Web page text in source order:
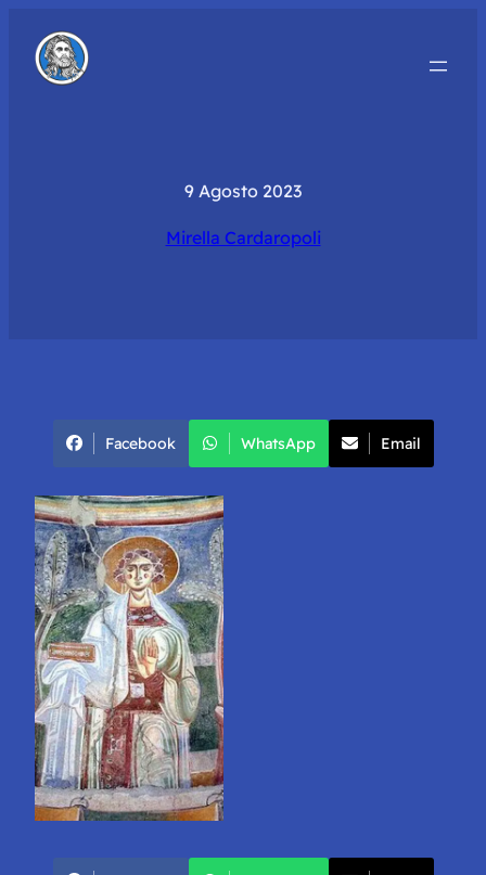
9 Agosto 2023
Mirella Cardaropoli
Facebook WhatsApp Email